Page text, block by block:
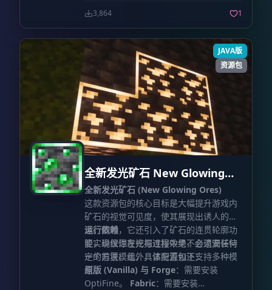
度、季节变化以及大量装饰家具模组。
因其缺少关键的优化模组。
中。
汉化贡献：Paltia, Kanawa, WolfOruS98,
don_sick_ato, EddyAM2689, Amalia,
3,864 1
JAVA版
资源包
全新发光矿石 New Glowing
Ores
全新发光矿石 (New Glowing Ores)
这款资源包的核心目标是大幅提升游戏内
矿石的视觉可见度，使其展现出诱人的光
泽。同时，它还引入了矿石的连贯轮廓功
能，确保你在挖掘过程中绝不会遗漏任何
一个方块。此外，该资源包还支持多种模
组。
运行依赖
要实现纹理发光与连接效果，必须安装特
定的前置模组，具体配置如下：
原版 (Vanilla) 与 Forge：需要安装
OptiFine。 Fabric：需要安装